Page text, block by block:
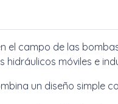
el campo de las
móviles e
un diseño simple